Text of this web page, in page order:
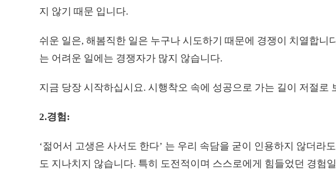
지 않기 때문 입니다.
쉬운 일은, 해봄직한 일은 누구나 시도하기 때문에 경쟁이 치열합니
는 어려운 일에는 경쟁자가 많지 않습니다.
지금 당장 시작하십시요. 시행착오 속에 성공으로 가는 길이 저절로
2.경험:
‘젊어서 고생은 사서도 한다’ 는 우리 속담을 굳이 인용하지 않더라
도 지나치지 않습니다. 특히 도전적이며 스스로에게 힘들었던 경험